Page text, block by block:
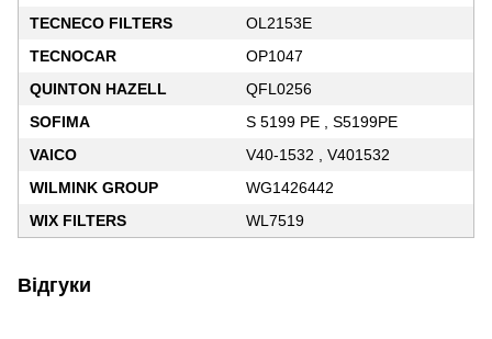
TECNECO FILTERS
OL2153E
TECNOCAR
OP1047
QUINTON HAZELL
QFL0256
SOFIMA
S 5199 PE , S5199PE
VAICO
V40-1532 , V401532
WILMINK GROUP
WG1426442
WIX FILTERS
WL7519
Відгуки